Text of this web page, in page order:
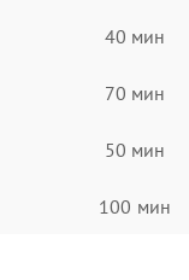
40 мин
70 мин
50 мин
100 мин